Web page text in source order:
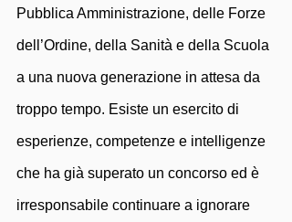
Pubblica Amministrazione, delle Forze
dell’Ordine, della Sanità e della Scuola
a una nuova generazione in attesa da
troppo tempo. Esiste un esercito di
esperienze, competenze e intelligenze
che ha già superato un concorso ed è
irresponsabile continuare a ignorare